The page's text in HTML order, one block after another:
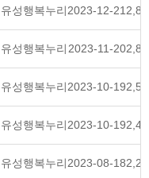
유성행복누리2023-12-21
유성행복누리2023-11-20
유성행복누리2023-10-19
유성행복누리2023-10-19
유성행복누리2023-08-18